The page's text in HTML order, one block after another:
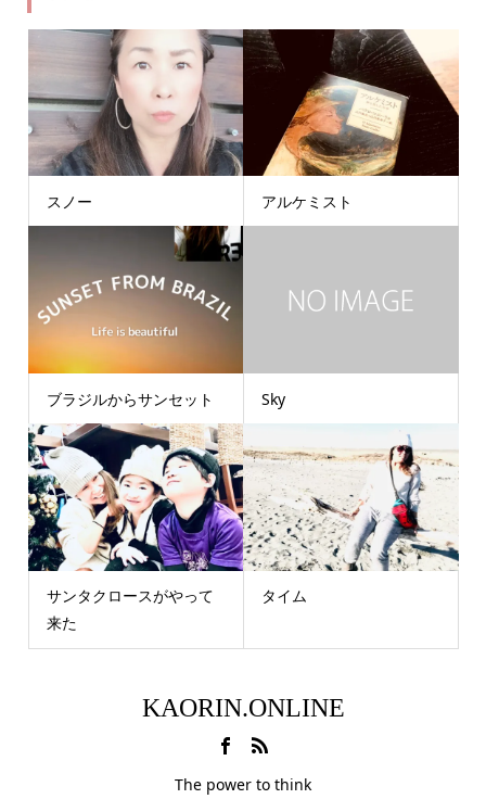
スノー アルケミスト
ブラジルからサンセット Sky
サンタクロースがやって
来た
タイム
KAORIN.ONLINE
The power to think